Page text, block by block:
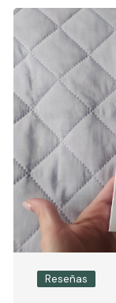
Reseñas